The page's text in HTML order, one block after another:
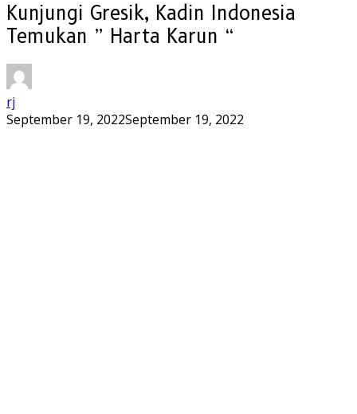
Kunjungi Gresik, Kadin Indonesia
Temukan ” Harta Karun “
rj
September 19, 2022September 19, 2022